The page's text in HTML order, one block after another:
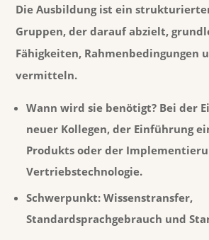
Die Ausbildung ist ein
Gruppen, der darauf abzielt,
Fähigkeiten, Rahmenbedingungen
vermitteln.
Wann wird sie benötigt? Bei der
neuer Kollegen, der Einführung
Produkts oder der
Vertriebstechnologie.
Schwerpunkt: Wissenstransfer,
Standardsprachgebrauch und